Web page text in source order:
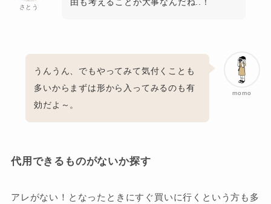
さとう
由も考えることが大事なんだね..！
momo
うんうん、でもやってみて気付くことも
多いからまずは形から入ってみるのも有
効だよ～。
代用できるものがないか探す
アレがない！となったときにすぐ買いに行くという方も多